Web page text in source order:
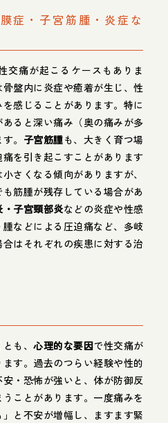
症・子宮筋腫・炎症な
交痛が起こるケースもありま
骨盤内に炎症や癒着が生じ、性
感じることがあります。特に
ると深い痛み（奥の痛みが多
。 子宮筋腫も、大きく育つ場
を引き起こすことがあります
さくなる傾向がありますが、
筋腫が残存している場合があ
・子宮頸部炎などの炎症や性感
などによる圧迫痛など、多岐
はそれぞれの疾患に対する治
とも、心理的な要因で性交痛が
す。過去のつらい経験や性的
・恐怖が強いと、体が防御反
ことがあります。一度痛みを
と不安が増幅し、ますます緊